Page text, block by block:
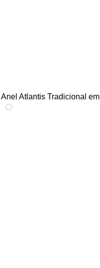
Anel Atlantis Tradicional